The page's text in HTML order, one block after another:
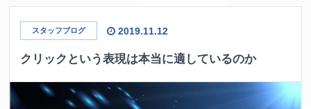
スタッフブログ 2019.11.12
クリックという表現は本当に適しているのか